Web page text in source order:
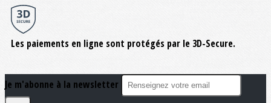
Les paiements en ligne sont protégés par le 3D-Secure.
Je m'abonne à la newsletter